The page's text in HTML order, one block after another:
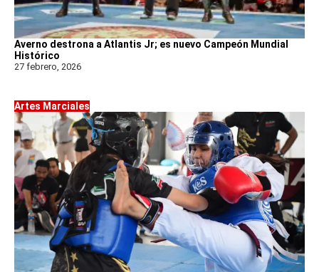
Averno destrona a Atlantis Jr; es nuevo Campeón Mundial
Histórico
27 febrero, 2026
Artes Marciales